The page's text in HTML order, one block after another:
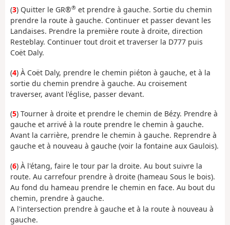
(3) Quitter le GR®® et prendre à gauche. Sortie du chemin
prendre la route à gauche. Continuer et passer devant les
Landaises. Prendre la première route à droite, direction
Resteblay. Continuer tout droit et traverser la D777 puis
Coët Daly.
(4) À Coët Daly, prendre le chemin piéton à gauche, et à la
sortie du chemin prendre à gauche. Au croisement
traverser, avant l'église, passer devant.
(5) Tourner à droite et prendre le chemin de Bézy. Prendre à
gauche et arrivé à la route prendre le chemin à gauche.
Avant la carrière, prendre le chemin à gauche. Reprendre à
gauche et à nouveau à gauche (voir la fontaine aux Gaulois).
(6) À l'étang, faire le tour par la droite. Au bout suivre la
route. Au carrefour prendre à droite (hameau Sous le bois).
Au fond du hameau prendre le chemin en face. Au bout du
chemin, prendre à gauche.
A l'intersection prendre à gauche et à la route à nouveau à
gauche.